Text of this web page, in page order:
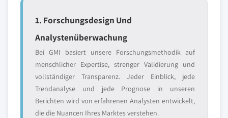
1. Forschungsdesign Und
Analystenüberwachung
Bei GMI basiert unsere Forschungsmethodik auf
menschlicher Expertise, strenger Validierung und
vollständiger Transparenz. Jeder Einblick, jede
Trendanalyse und jede Prognose in unseren
Berichten wird von erfahrenen Analysten entwickelt,
die die Nuancen Ihres Marktes verstehen.